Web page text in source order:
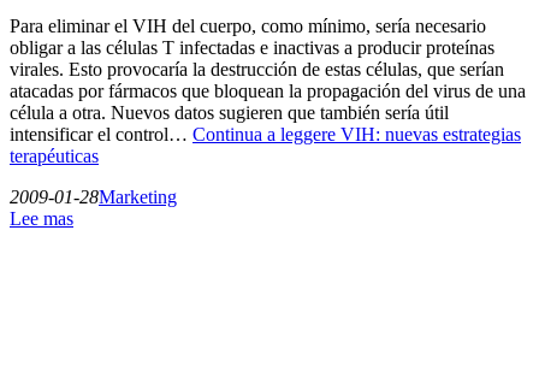
Para eliminar el VIH del cuerpo, como mínimo, sería necesario
obligar a las células T infectadas e inactivas a producir proteínas
virales. Esto provocaría la destrucción de estas células, que serían
atacadas por fármacos que bloquean la propagación del virus de una
célula a otra. Nuevos datos sugieren que también sería útil
intensificar el control… Continua a leggere VIH: nuevas estrategias
terapéuticas
2009-01-28Marketing
Lee mas